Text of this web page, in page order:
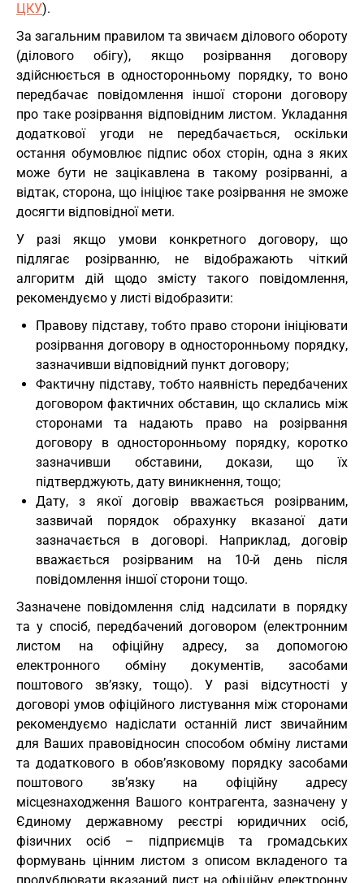
ЦКУ).
За загальним правилом та звичаєм ділового обороту
(ділового обігу), якщо розірвання договору
здійснюється в односторонньому порядку, то воно
передбачає повідомлення іншої сторони договору
про таке розірвання відповідним листом. Укладання
додаткової угоди не передбачається, оскільки
остання обумовлює підпис обох сторін, одна з яких
може бути не зацікавлена в такому розірванні, а
відтак, сторона, що ініціює таке розірвання не зможе
досягти відповідної мети.
У разі якщо умови конкретного договору, що
підлягає розірванню, не відображають чіткий
алгоритм дій щодо змісту такого повідомлення,
рекомендуємо у листі відобразити:
Правову підставу, тобто право сторони ініціювати
розірвання договору в односторонньому порядку,
зазначивши відповідний пункт договору;
Фактичну підставу, тобто наявність передбачених
договором фактичних обставин, що склались між
сторонами та надають право на розірвання
договору в односторонньому порядку, коротко
зазначивши обставини, докази, що їх
підтверджують, дату виникнення, тощо;
Дату, з якої договір вважається розірваним,
зазвичай порядок обрахунку вказаної дати
зазначається в договорі. Наприклад, договір
вважається розірваним на 10-й день після
повідомлення іншої сторони тощо.
Зазначене повідомлення слід надсилати в порядку
та у спосіб, передбачений договором (електронним
листом на офіційну адресу, за допомогою
електронного обміну документів, засобами
поштового зв’язку, тощо). У разі відсутності у
договорі умов офіційного листування між сторонами
рекомендуємо надіслати останній лист звичайним
для Ваших правовідносин способом обміну листами
та додаткового в обов’язковому порядку засобами
поштового зв’язку на офіційну адресу
місцезнаходження Вашого контрагента, зазначену у
Єдиному державному реєстрі юридичних осіб,
фізичних осіб – підприємців та громадських
формувань цінним листом з описом вкладеного та